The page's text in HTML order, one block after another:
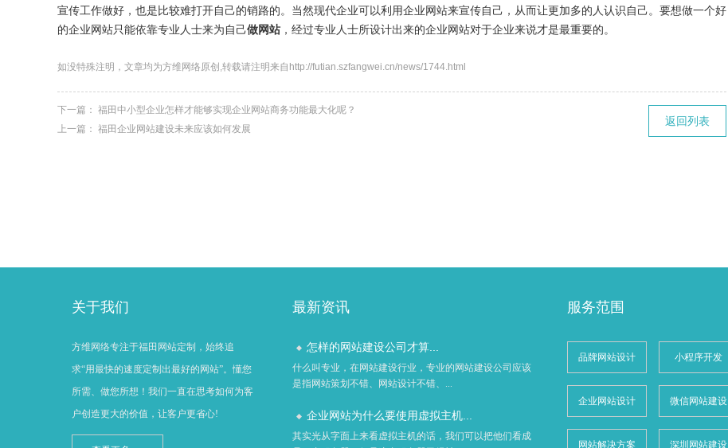
宣传工作做好，也是比较难打开自己的销路的。当然现代企业可以利用企业网站来宣传自己，从而让更加多的人认识自己。要想做一个好
的企业网站只能依靠专业人士来为自己做网站 ，经过专业人士所设计出来的企业网站对于企业来说才是最重要的。
如没特殊注明，文章均为方维网络原创,转载请注明来自http://futian.szfangwei.cn/news/1744.html
返回列表
下一篇： 福田中小型企业怎样才能够实现企业网站商务功能最大化呢？
上一篇： 福田企业网站建设未来应该如何发展
关于我们
方维网络专注于福田网站定制，始终追
求“用最快的速度定制出最好的网站”。懂您
所需、做您所想！我们一直在思考如何为客
户创造更大的价值，让客户更省心!
最新资讯
怎样的网站建设公司才算...
什么叫专业，在网站建设行业，专业的网站建设公司应该
是指网站策划不错、网站设计不错、...
企业网站为什么要使用虚拟主机...
其实光从字面上来看虚拟主机的话，我们可以把他们看成
服务范围
品牌网站设计 小程序开发
企业网站设计 微信网站建设
网站解决方案 深圳网站建设